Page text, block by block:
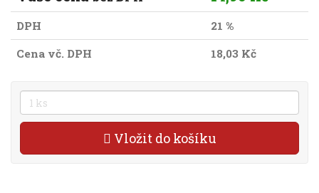
DPH
21 %
Cena vč. DPH
18,03 Kč
Vložit do košíku